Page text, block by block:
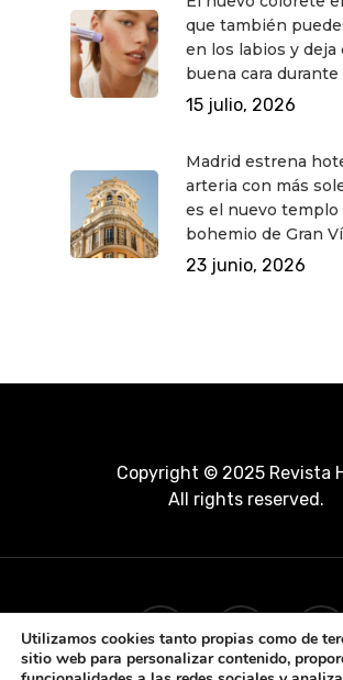
que también
en los labios y deja
buena cara durante
15 julio, 2026
Madrid estrena
arteria con más
es el nuevo templo
bohemio de Gran
23 junio, 2026
Copyright © 2025 Revista
All rights reserved.
Utilizamos cookies tanto propias como de
sitio web para personalizar contenido,